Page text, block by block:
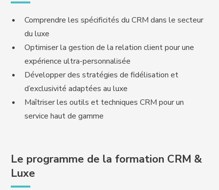
Comprendre les spécificités du CRM dans le secteur
du luxe
Optimiser la gestion de la relation client pour une
expérience ultra-personnalisée
Développer des stratégies de fidélisation et
d’exclusivité adaptées au luxe
Maîtriser les outils et techniques CRM pour un
service haut de gamme
Le programme de la formation CRM &
Luxe